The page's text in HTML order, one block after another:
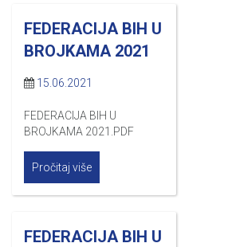
FEDERACIJA BIH U
BROJKAMA 2021
15.06.2021
FEDERACIJA BIH U
BROJKAMA 2021.PDF
Pročitaj više
FEDERACIJA BIH U